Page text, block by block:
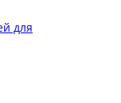
для